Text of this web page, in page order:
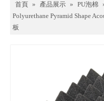
首頁 » 產品展示 » PU泡棉
Polyurethane Pyramid Shape
板